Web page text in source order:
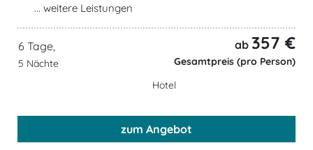
... weitere Leistungen
6 Tage,
5 Nächte
ab 357 €
Gesamtpreis (pro Person)
Hotel
zum Angebot